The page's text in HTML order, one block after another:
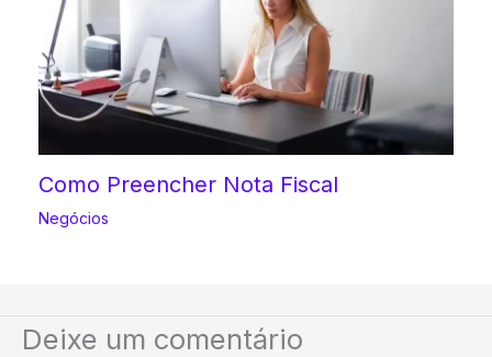
Como Preencher Nota Fiscal
Negócios
Deixe um comentário